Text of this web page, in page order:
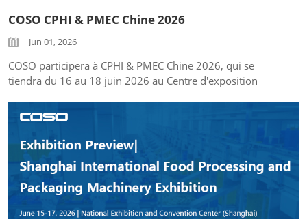
COSO CPHI & PMEC Chine 2026
Jun 01, 2026
COSO participera à CPHI & PMEC Chine 2026, qui se
tiendra du 16 au 18 juin 2026 au Centre d'exposition
grand plaisir de vous inviter à nous rendre visite au Hall
W10, stand C22, pour découvrir nos solutions d'inspection
et de pesée...